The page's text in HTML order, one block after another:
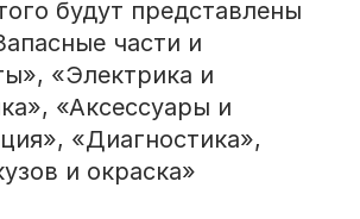
будут представлены
части и
«Электрика и
«Аксессуары и
«Диагностика»,
и окраска»